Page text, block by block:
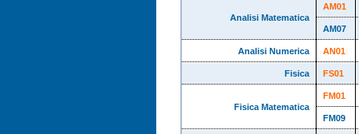
Analisi Matematica
AM01
AM07
Analisi Numerica AN01
Fisica FS01
Fisica Matematica
FM01
FM09